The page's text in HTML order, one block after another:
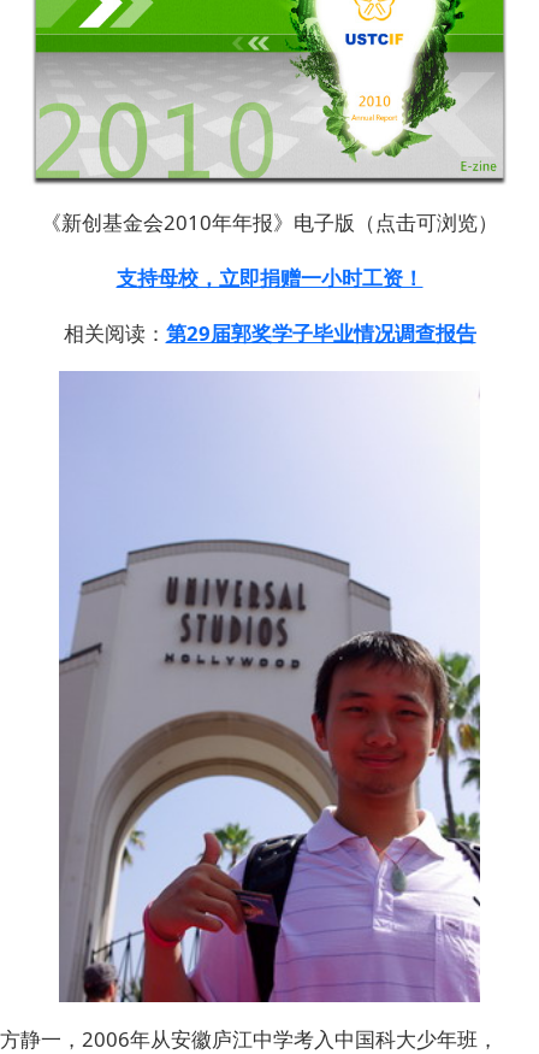
《新创基金会2010年年报》电子版（点击可浏览）
支持母校，立即捐赠一小时工资！
相关阅读： 第29届郭奖学子毕业情况调查报告
方静一，2006年从安徽庐江中学考入中国科大少年班，